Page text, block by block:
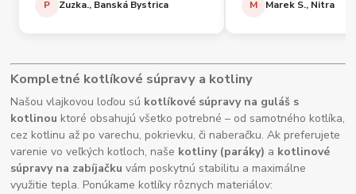
P Zuzka., Banská Bystrica M Marek S., Nitra
Kompletné kotlíkové súpravy a kotliny
Našou vlajkovou loďou sú kotlíkové súpravy na guláš s
kotlinou ktoré obsahujú všetko potrebné – od samotného kotlíka,
cez kotlinu až po varechu, pokrievku, či naberačku. Ak preferujete
varenie vo veľkých kotloch, naše kotliny (paráky) a kotlinové
súpravy na zabíjačku vám poskytnú stabilitu a maximálne
využitie tepla. Ponúkame kotlíky rôznych materiálov: